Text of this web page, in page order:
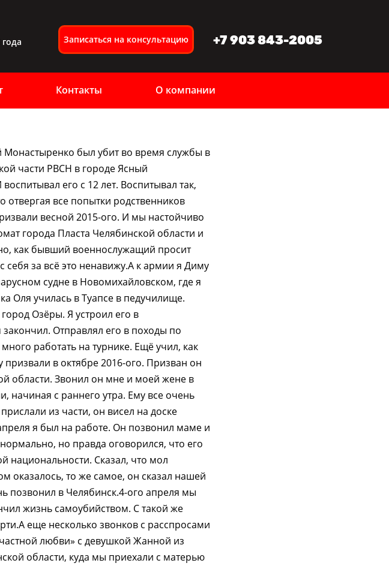
+7 903 843-2005
Записаться на консультацию
Контакты О компании
был убит во время службы в
части РВСН в городе Ясный
его с 12 лет. Воспитывал так,
все попытки родственников
весной 2015-ого. И мы настойчиво
города Пласта Челябинской области и
как бывший военнослужащий просит
за всё это ненавижу.А к армии я Диму
судне в Новомихайловском, где я
Оля училась в Туапсе в педучилище.
Озёры. Я устроил его в
Отправлял его в походы по
работать на турнике. Ещё учил, как
в октябре 2016-ого. Призван он
области. Звонил он мне и моей жене в
начиная с раннего утра. Ему все очень
из части, он висел на доске
я был на работе. Он позвонил маме и
нормально, но правда оговорился, что его
национальности. Сказал, что мол
оказалось, то же самое, он сказал нашей
позвонил в Челябинск.4-ого апреля мы
жизнь самоубийством. С такой же
еще несколько звонков с расспросами
любви» с девушкой Жанной из
области, куда мы приехали с матерью